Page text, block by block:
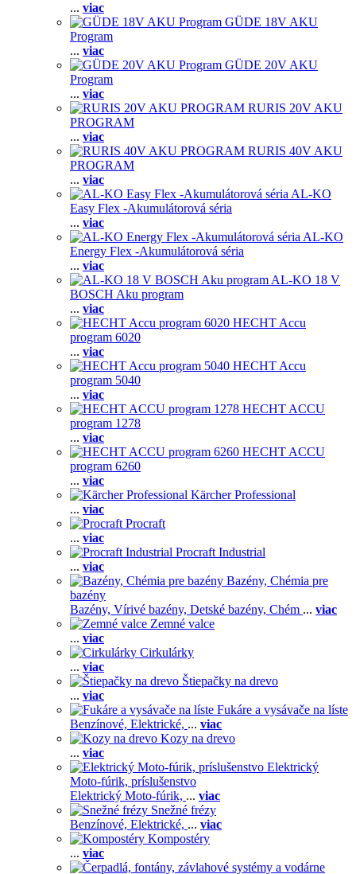
... viac
GÜDE 18V AKU
Program
... viac
GÜDE 20V AKU
Program
... viac
RURIS 20V AKU
PROGRAM
... viac
RURIS 40V AKU
PROGRAM
... viac
AL-KO
Easy Flex -Akumulátorová séria
... viac
AL-KO
Energy Flex -Akumulátorová séria
... viac
AL-KO 18 V
BOSCH Aku program
... viac
HECHT Accu
program 6020
... viac
HECHT Accu
program 5040
... viac
HECHT ACCU
program 1278
... viac
HECHT ACCU
program 6260
... viac
Kärcher Professional
... viac
Procraft
... viac
Procraft Industrial
... viac
Bazény, Chémia pre
bazény
Bazény, Vírivé bazény, Detské bazény, Chém ... viac
Zemné valce
... viac
Cirkulárky
... viac
Štiepačky na drevo
... viac
Fukáre a vysávače na líste
Benzínové, Elektrické, ... viac
Kozy na drevo
... viac
Elektrický
Moto-fúrik, príslušenstvo
Elektrický Moto-fúrik, ... viac
Snežné frézy
Benzínové, Elektrické, ... viac
Kompostéry
... viac